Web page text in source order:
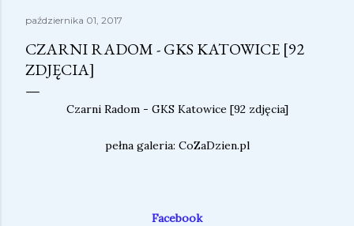
października 01, 2017
CZARNI RADOM - GKS KATOWICE [92
ZDJĘCIA]
Czarni Radom - GKS Katowice [92 zdjęcia]
pełna galeria: CoZaDzien.pl
Facebook